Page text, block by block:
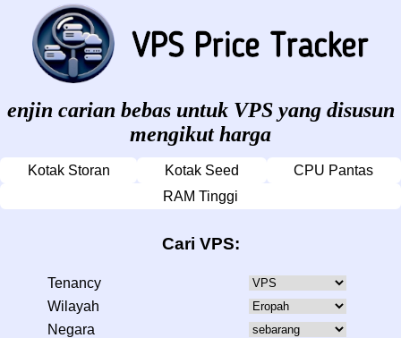
enjin carian bebas untuk VPS yang disusun
mengikut harga
Kotak Storan Kotak Seed
CPU Pantas
RAM Tinggi
Cari VPS:
Tenancy
Wilayah
Negara